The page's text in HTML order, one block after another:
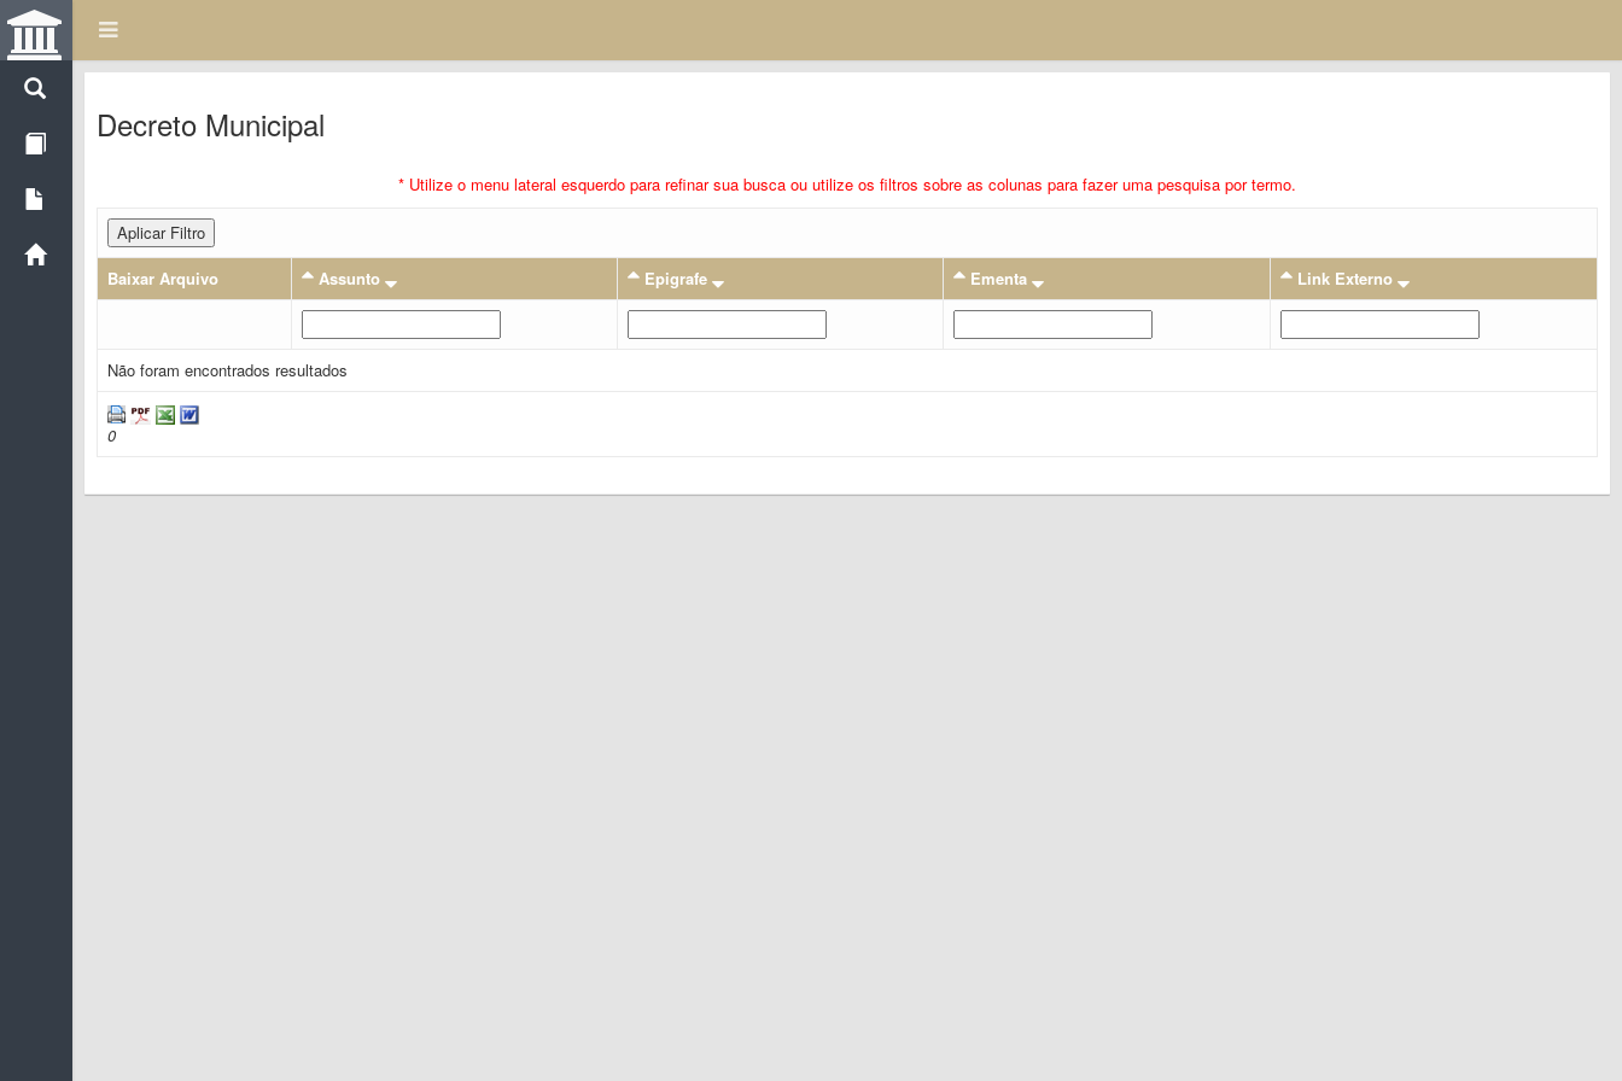
Decreto Municipal
* Utilize o menu lateral esquerdo para refinar sua busca ou utilize os filtros sobre as colunas para fazer uma pesquisa por termo.
Aplicar Filtro
Baixar Arquivo
Assunto Epigrafe Ementa Link Externo
Não foram encontrados resultados
0